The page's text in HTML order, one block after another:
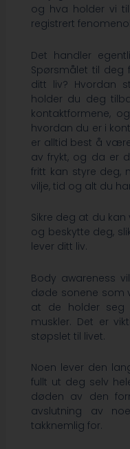
og hva holder vi
registrert
Det handler
Spørsmålet til deg
ditt liv? Hvordan
holder du deg
kontaktformene,
hvordan du er i
er alltid best å
av frykt, og da er
fritt kan styre deg,
vilje, tid og alt du
Sikre deg at du
og beskytte deg,
lever ditt liv.
Body awareness
døde sonene som
at de holder
muskler. Det er
støpslet til livet.
Noen lever den
fullt ut deg selv
døden av den
avslutning av
takknemlig for.